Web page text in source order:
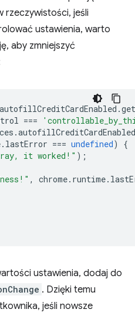
rzeczywistości, jeśli
ustawienia, warto
aby zmniejszyć
autofillCreditCardEnabled .get
===
.autofillCreditCardEnabled
. lastError === undefined)
{
it worked!" );
, chrome. runtime.
ustawienia, dodaj do
. Dzięki temu
jeśli nowsze